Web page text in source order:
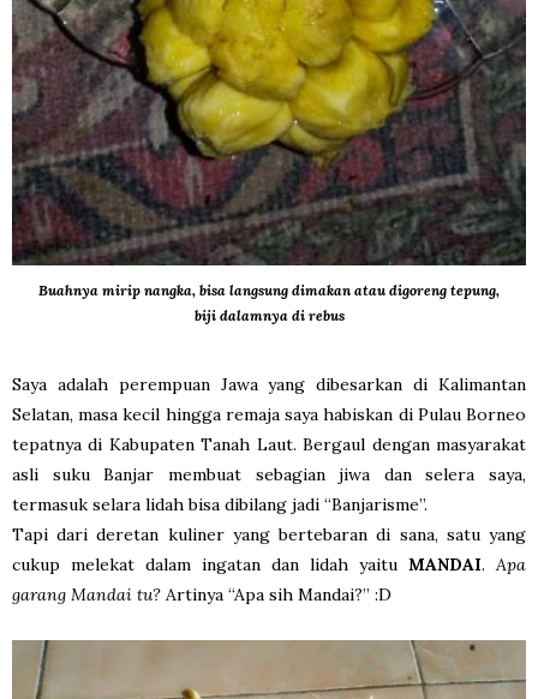
Buahnya mirip nangka, bisa langsung dimakan atau digoreng tepung,
biji dalamnya di rebus
Saya adalah perempuan Jawa yang dibesarkan di Kalimantan
Selatan, masa kecil hingga remaja saya habiskan di Pulau Borneo
tepatnya di Kabupaten Tanah Laut. Bergaul dengan masyarakat
asli suku Banjar membuat sebagian jiwa dan selera saya,
termasuk selara lidah bisa dibilang jadi “Banjarisme”.
Tapi dari deretan kuliner yang bertebaran di sana, satu yang
cukup melekat dalam ingatan dan lidah yaitu MANDAI.Apa
garang Mandai tu? Artinya “Apa sih Mandai?” :D